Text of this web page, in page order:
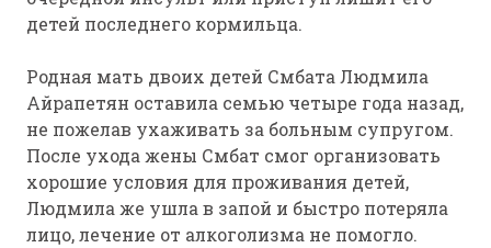
детей последнего кормильца.
Родная мать двоих детей Смбата Людмила
Айрапетян оставила семью четыре года назад,
не пожелав ухаживать за больным супругом.
После ухода жены Смбат смог организовать
хорошие условия для проживания детей,
Людмила же ушла в запой и быстро потеряла
лицо, лечение от алкоголизма не помогло.